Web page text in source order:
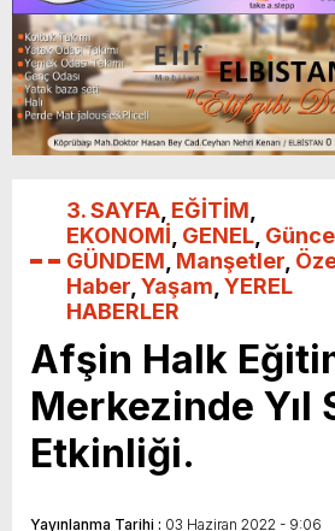
3. SAYFA EĞİTİM
EKONOMİ GENEL
GÜNDEM Manşetler
Haber Yaşam YEREL
HABERLER
Afşin Halk
Merkezinde Yıl
Etkinliği.
Yayınlanma Tarihi : 03 Haziran 2022 - 9:06